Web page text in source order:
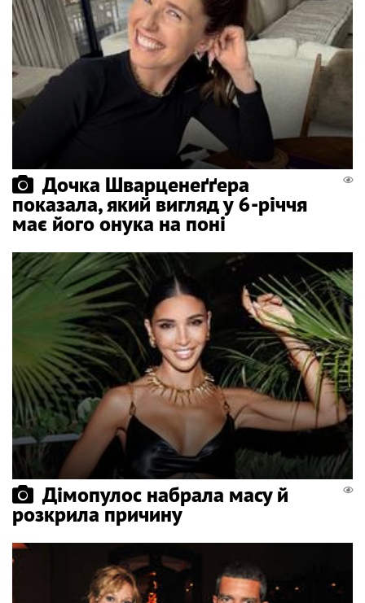
Дочка Шварценеґґера
показала, який вигляд у 6-річчя
має його онука на поні
Дімопулос набрала масу й
розкрила причину